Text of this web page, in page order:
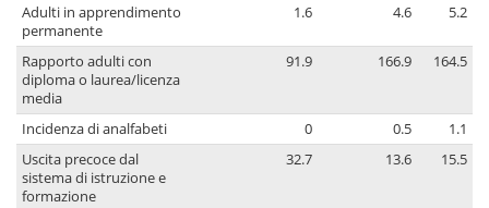
Adulti in apprendimento
permanente
1.6 4.6 5.2
Rapporto adulti con
diploma o laurea/licenza
media
91.9 166.9 164.5
Incidenza di analfabeti 0 0.5
1.1
Uscita precoce dal
sistema di istruzione e
formazione
32.7 13.6 15.5